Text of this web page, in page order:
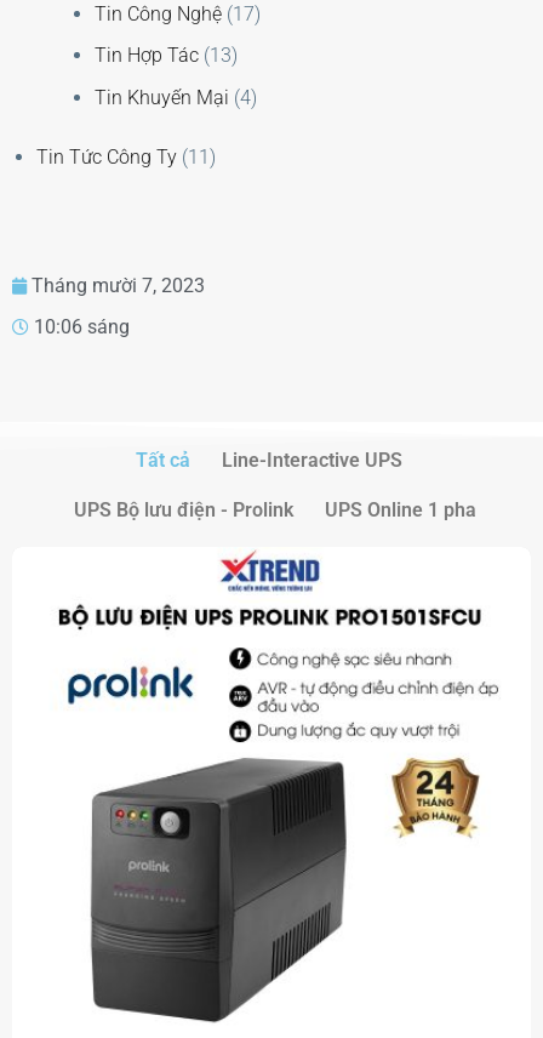
Tin Công Nghệ (17)
Tin Hợp Tác (13)
Tin Khuyến Mại (4)
Tin Tức Công Ty (11)
Tháng mười 7, 2023
10:06 sáng
Tất cả Line-Interactive UPS
UPS Bộ lưu điện - Prolink UPS Online 1 pha